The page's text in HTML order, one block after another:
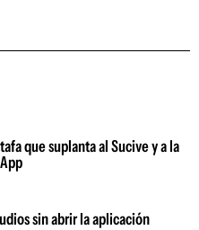
que suplanta al Sucive y a la
sin abrir la aplicación